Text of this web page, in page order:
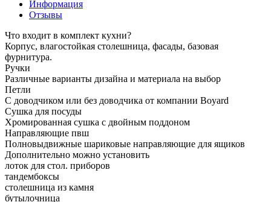
Информация
Отзывы
Что входит в комплект кухни?
Корпус, влагостойкая столешница, фасады, базовая
фурнитура.
Ручки
Различные варианты дизайна и материала на выбор
Петли
С доводчиком или без доводчика от компании Boyard
Сушка для посуды
Хромированная сушка с двойным поддоном
Направляющие пвш
Полновыдвижные шариковые направляющие для ящиков
Дополнительно можно установить
лоток для стол. приборов
тандембоксы
столешница из камня
бутылочница